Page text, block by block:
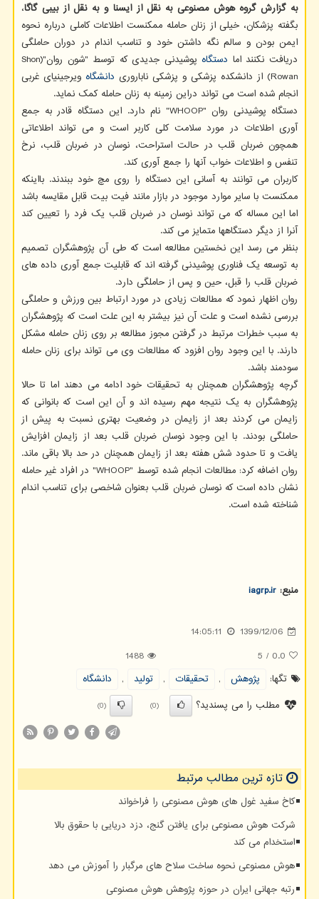
به گزارش گروه هوش مصنوعی به نقل از ایسنا و به نقل از بیبی گاگا،
بگفته پزشکان، خیلی از زنان حامله ممکنست اطلاعات کاملی درباره نحوه
ایمن بودن و سالم نگه داشتن خود و تناسب اندام در دوران حاملگی
دریافت نکنند اما دستگاه
پوشیدنی جدیدی که توسط "شون روان"(Shon
Rowan) از دانشکده پزشکی و پزشکی ناباروری
دانشگاه ویرجینیای غربی
انجام شده است می تواند دراین زمینه به زنان حامله کمک نماید.
دستگاه پوشیدنی روان "WHOOP" نام دارد. این دستگاه قادر به جمع
آوری اطلاعات در مورد سلامت کلی کاربر است و می تواند اطلاعاتی
همچون ضربان قلب در حالت استراحت، نوسان در ضربان قلب، نرخ
تنفس و اطلاعات خواب آنها را جمع آوری کند.
کاربران می توانند به آسانی این دستگاه را روی مچ خود ببندند. بااینکه
ممکنست با سایر موارد موجود در بازار مانند فیت بیت قابل مقایسه باشد
اما این مساله که می تواند نوسان در ضربان قلب یک فرد را تعیین کند
آنرا از دیگر دستگاهها متمایز می کند.
بنظر می رسد این نخستین مطالعه است که طی آن پژوهشگران تصمیم
به توسعه یک فناوری پوشیدنی گرفته اند که قابلیت جمع آوری داده های
ضربان قلب را قبل، حین و پس از حاملگی دارد.
روان اظهار نمود که مطالعات زیادی در مورد ارتباط بین ورزش و حاملگی
بررسی نشده است و علت آن نیز بیشتر به این علت است که پژوهشگران
به سبب خطرات مرتبط در گرفتن مجوز مطالعه بر روی زنان حامله مشکل
دارند. با این وجود روان افزود که مطالعات وی می تواند برای زنان حامله
سودمند باشد.
گرچه پژوهشگران همچنان به تحقیقات خود ادامه می دهند اما تا حالا
پژوهشگران به یک نتیجه مهم رسیده اند و آن این است که بانوانی که
زایمان می کردند بعد از زایمان در وضعیت بهتری نسبت به پیش از
حاملگی بودند. با این وجود نوسان ضربان قلب بعد از زایمان افزایش
یافت و تا حدود شش هفته بعد از زایمان همچنان در حد بالا باقی ماند.
روان اضافه کرد: مطالعات انجام شده توسط "WHOOP" در افراد غیر حامله
نشان داده است که نوسان ضربان قلب بعنوان شاخصی برای تناسب اندام
شناخته شده است.
منبع: iagrp.ir
1399/12/06
14:05:11
0.0
/
5
1488
تگها:
پژوهش , تحقیقات , تولید ,
دانشگاه
مطلب را می پسندید؟
(0)
(0)
تازه ترین مطالب مرتبط
کاخ سفید غول های هوش مصنوعی را فراخواند
شرکت هوش مصنوعی برای یافتن گنج، دزد دریایی با حقوق بالا
استخدام می کند
هوش مصنوعی نحوه ساخت سلاح های مرگبار را آموزش می دهد
رتبه جهانی ایران در حوزه پژوهش هوش مصنوعی